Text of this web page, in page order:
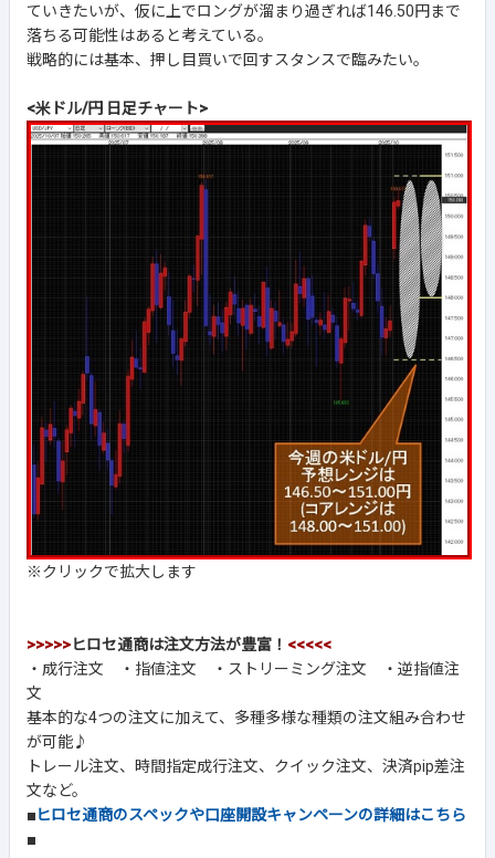
ていきたいが、仮に上でロングが溜まり過ぎれば146.50円まで
落ちる可能性はあると考えている。
戦略的には基本、押し目買いで回すスタンスで臨みたい。
<米ドル/円 日足チャート>
※クリックで拡大します
>>>>>ヒロセ通商は注文方法が豊富！ <<<<<
・成行注文 ・指値注文 ・ストリーミング注文 ・逆指値注
文
基本的な4つの注文に加えて、多種多様な種類の注文組み合わせ
が可能♪
トレール注文、時間指定成行注文、クイック注文、決済pip差注
文など。
■ヒロセ通商のスペックや口座開設キャンペーンの詳細はこちら
■